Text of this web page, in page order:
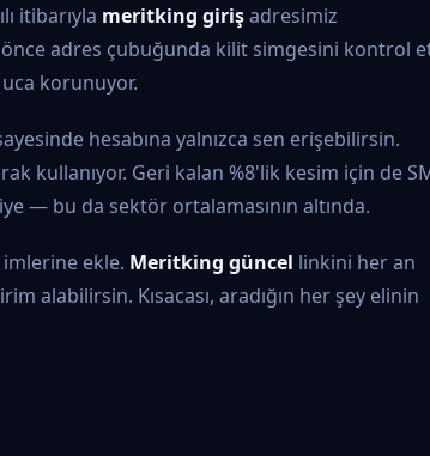
itibarıyla meritking girişadresimiz
adres çubuğunda kilit simgesini kontrol
korunuyor.
hesabına yalnızca sen erişebilirsin.
kullanıyor. Geri kalan %8'lik kesim için de
— bu da sektör ortalamasının altında.
ekle. Meritking güncel linkini her an
alabilirsin. Kısacası, aradığın her şey elinin